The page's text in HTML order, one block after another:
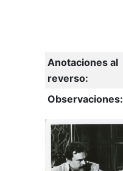
Anotaciones al
reverso:
Observaciones: